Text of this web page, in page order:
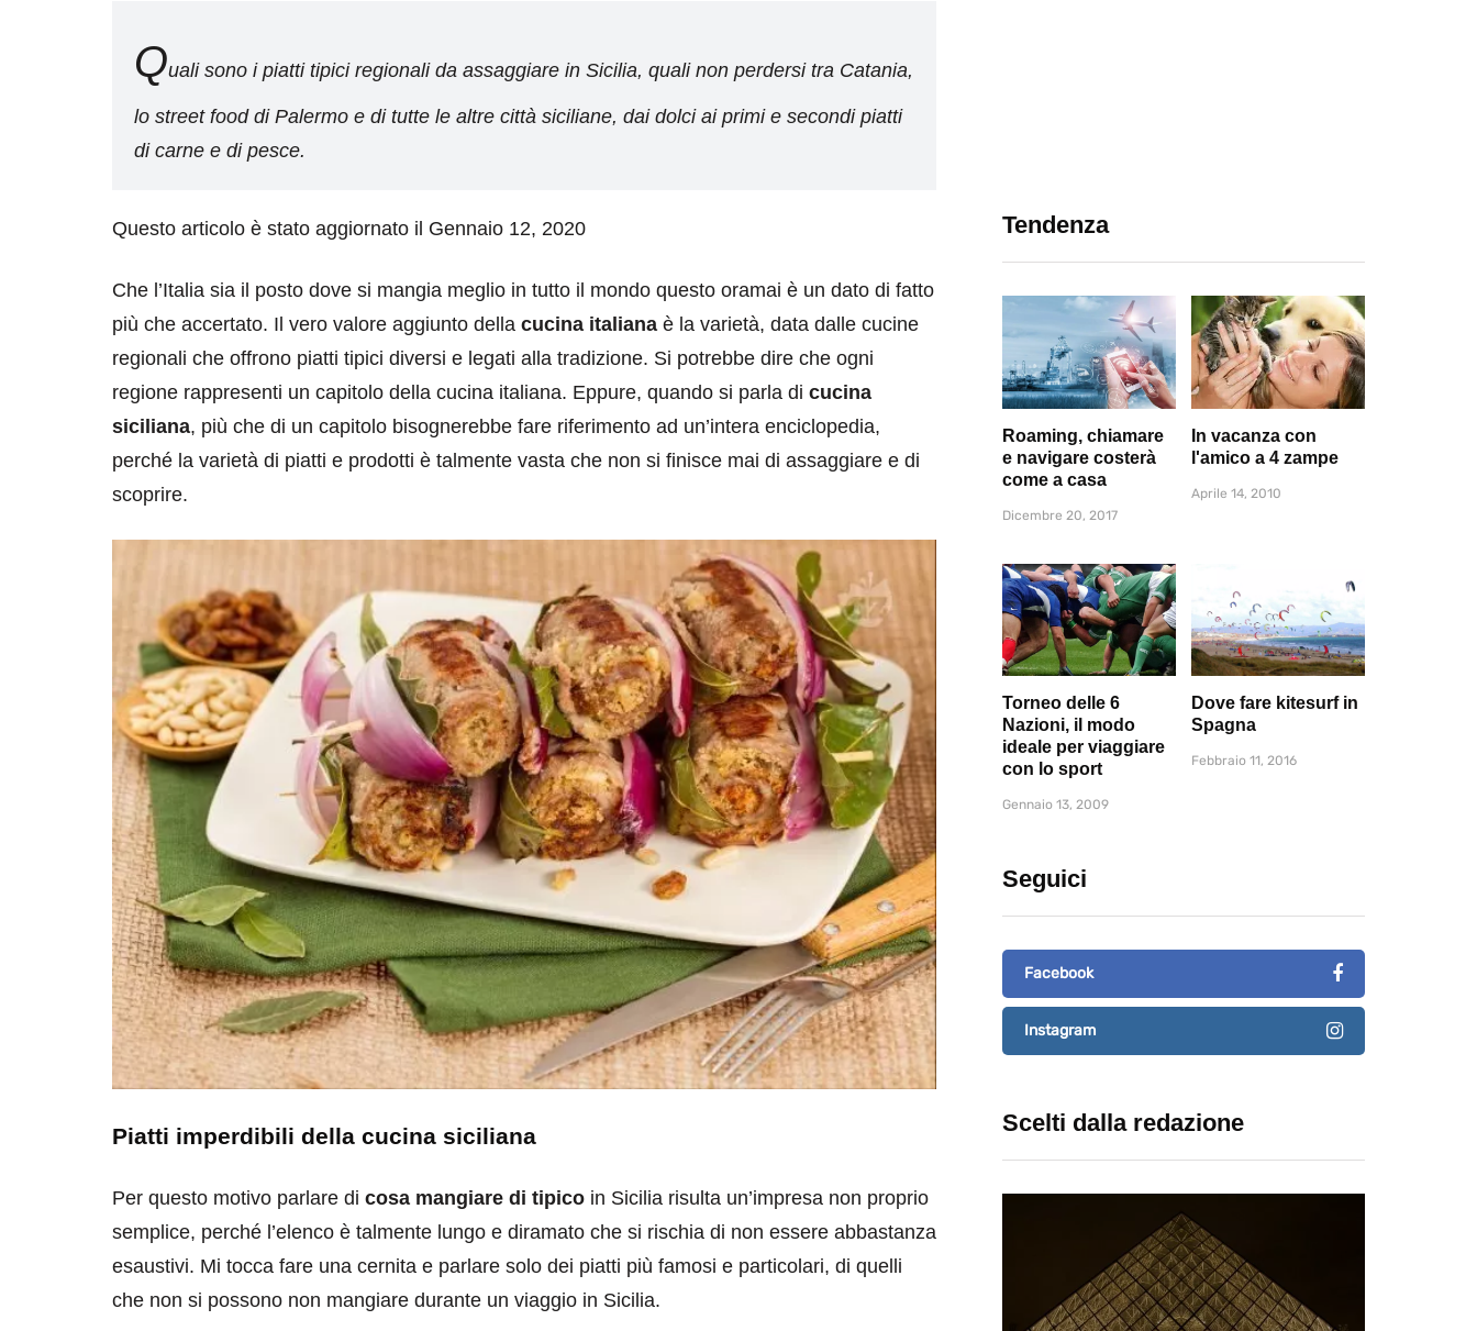
Quali sono i piatti tipici regionali da assaggiare in Sicilia, quali non perdersi tra Catania,
lo street food di Palermo e di tutte le altre città siciliane, dai dolci ai primi e secondi piatti
di carne e di pesce.
Questo articolo è stato aggiornato il Gennaio 12, 2020
Che l’Italia sia il posto dove si mangia meglio in tutto il mondo questo oramai è un dato di fatto
più che accertato. Il vero valore aggiunto della cucina italiana è la varietà, data dalle cucine
regionali che offrono piatti tipici diversi e legati alla tradizione. Si potrebbe dire che ogni
regione rappresenti un capitolo della cucina italiana. Eppure, quando si parla di cucina
siciliana, più che di un capitolo bisognerebbe fare riferimento ad un’intera enciclopedia,
perché la varietà di piatti e prodotti è talmente vasta che non si finisce mai di assaggiare e di
scoprire.
Piatti imperdibili della cucina siciliana
Per questo motivo parlare di cosa mangiare di tipico in Sicilia risulta un’impresa non proprio
semplice, perché l’elenco è talmente lungo e diramato che si rischia di non essere abbastanza
esaustivi. Mi tocca fare una cernita e parlare solo dei piatti più famosi e particolari, di quelli
che non si possono non mangiare durante un viaggio in Sicilia.
Tendenza
Roaming, chiamare
e navigare costerà
come a casa
Dicembre 20, 2017
In vacanza con
l'amico a 4 zampe
Aprile 14, 2010
Torneo delle 6
Nazioni, il modo
ideale per viaggiare
con lo sport
Gennaio 13, 2009
Dove fare kitesurf in
Spagna
Febbraio 11, 2016
Seguici
Facebook
Instagram
Scelti dalla redazione